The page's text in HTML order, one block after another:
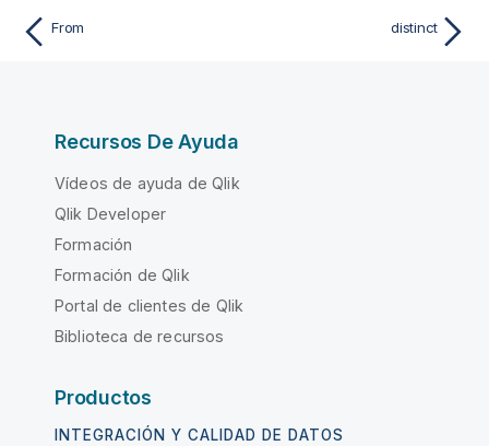
From distinct
Recursos De Ayuda
Vídeos de ayuda de Qlik
Qlik Developer
Formación
Formación de Qlik
Portal de clientes de Qlik
Biblioteca de recursos
Productos
INTEGRACIÓN Y CALIDAD DE DATOS